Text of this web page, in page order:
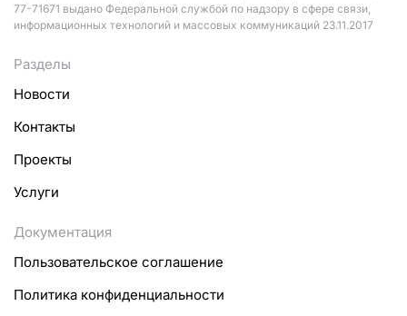
77-71671 выдано Федеральной службой по надзору в сфере связи,
информационных технологий и массовых коммуникаций 23.11.2017
Разделы
Новости
Контакты
Проекты
Услуги
Документация
Пользовательское соглашение
Политика конфиденциальности